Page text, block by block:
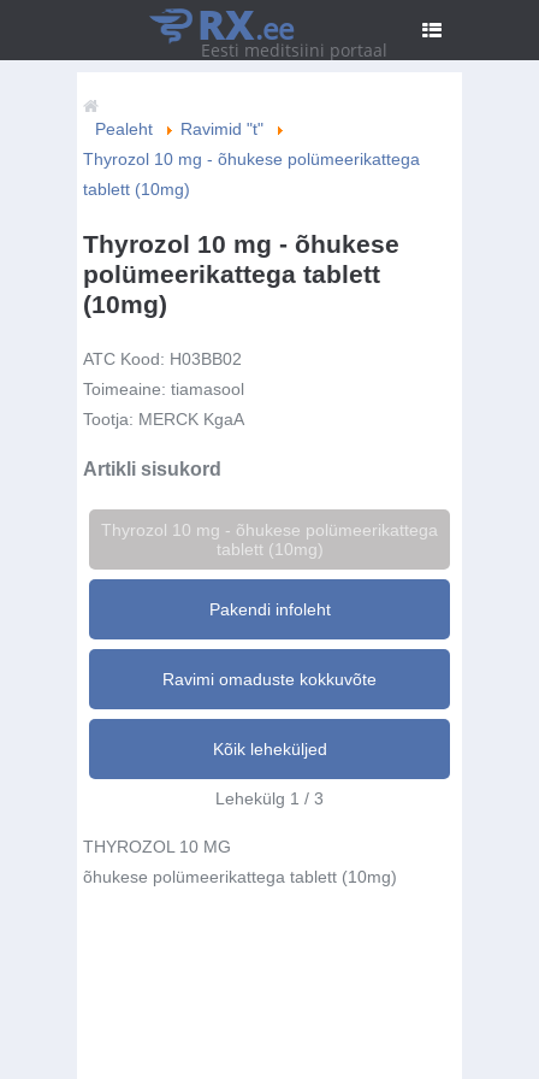
RX.ee
Eesti meditsiini portaal
Pealeht
Ravimid "t"
Thyrozol 10 mg - õhukese polümeerikattega
tablett (10mg)
Thyrozol 10 mg - õhukese
polümeerikattega tablett
(10mg)
ATC Kood: H03BB02
Toimeaine: tiamasool
Tootja: MERCK KgaA
Artikli sisukord
Thyrozol 10 mg - õhukese polümeerikattega
tablett (10mg)
Pakendi infoleht
Ravimi omaduste kokkuvõte
Kõik leheküljed
Lehekülg 1 / 3
THYROZOL 10 MG
õhukese polümeerikattega tablett (10mg)